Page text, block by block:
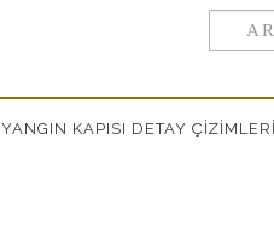
YANGIN KAPISI DETAY ÇİZİMLERİ